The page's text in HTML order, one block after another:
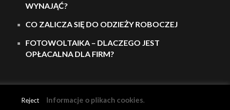
WYNAJĄĆ?
CO ZALICZA SIĘ DO ODZIEŻY ROBOCZEJ
FOTOWOLTAIKA – DLACZEGO JEST
OPŁACALNA DLA FIRM?
Reject Informacje o plikach cookies.